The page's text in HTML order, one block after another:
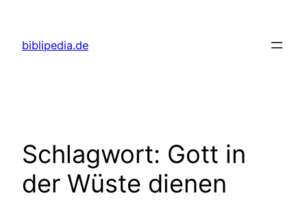
springen
biblipedia.de
Schlagwort: Gott in
der Wüste dienen